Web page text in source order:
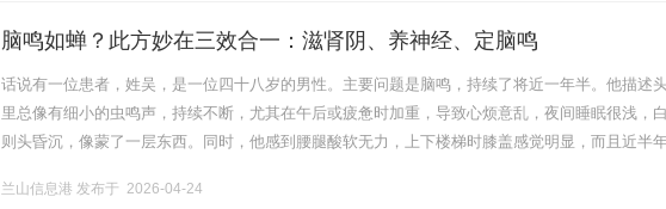
脑鸣如蝉？此方妙在三效合一：滋肾阴、养神经、定脑鸣
话说有一位患者，姓吴，是一位四十八岁的男性。主要问题是脑鸣，持续了将近一年半。他描述
里总像有细小的虫鸣声，持续不断，尤其在午后或疲惫时加重，导致心烦意乱，夜间睡眠很浅，
则头昏沉，像蒙了一层东西。同时，他感到腰腿酸软无力，上下楼梯时膝盖感觉明显，而且近半
求调理。.........
兰山信息港 发布于 2026-04-24